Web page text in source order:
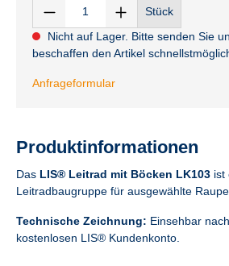
Stück
Nicht auf Lager. Bitte senden Sie
beschaffen den Artikel
Anfrageformular
Produktinformationen
Das LIS® Leitrad mit Böcken LK103 ist
Leitradbaugruppe für ausgewählte
Technische Zeichnung: Einsehbar
kostenlosen LIS® Kundenkonto.